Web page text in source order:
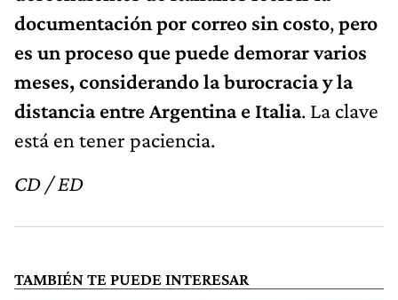
documentación por correo sin costo,pero
es un proceso que puede demorar varios
meses, considerando la burocracia y la
distancia entre Argentina e Italia. La clave
está en tener paciencia.
CD / ED
TAMBIÉN TE PUEDE INTERESAR